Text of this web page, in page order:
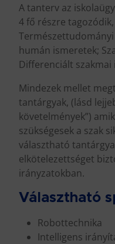
A tanterv az
4 fő részre
humán ismeretek;
Differenciált szakmai
Mindezek mellet
tantárgyak, (lásd
követelmények”)
szükségesek a szak
választható
elkötelezettséget
irányzatokban.
Választható
Robottechnika
Intelligens